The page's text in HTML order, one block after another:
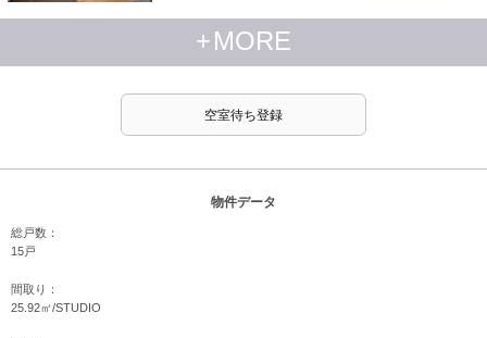
+MORE
空室待ち登録
物件データ
総戸数：
15戸
間取り：
25.92㎡/STUDIO